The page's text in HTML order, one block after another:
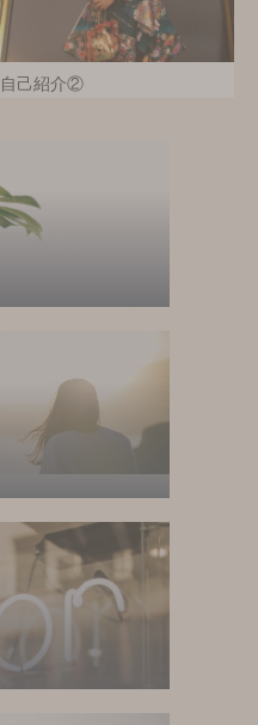
自己紹介②